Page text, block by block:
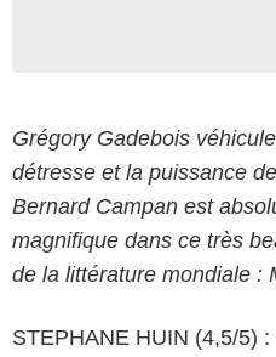
Grégory Gadebois
détresse et la puissance
Bernard Campan est
magnifique dans ce très
de la littérature mondiale :
STEPHANE HUIN (4,5/5) :